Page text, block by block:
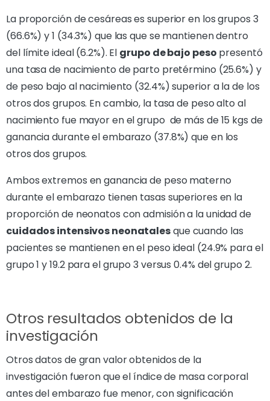
La proporción de cesáreas es superior en los grupos 3
(66.6%) y 1 (34.3%) que las que se mantienen dentro
del límite ideal (6.2%). El grupo de bajo peso presentó
una tasa de nacimiento de parto pretérmino (25.6%) y
de peso bajo al nacimiento (32.4%) superior a la de los
otros dos grupos. En cambio, la tasa de peso alto al
nacimiento fue mayor en el grupo de más de 15 kgs de
ganancia durante el embarazo (37.8%) que en los
otros dos grupos.
Ambos extremos en ganancia de peso materno
durante el embarazo tienen tasas superiores en la
proporción de neonatos con admisión a la unidad de
cuidados intensivos neonatalesque cuando las
pacientes se mantienen en el peso ideal (24.9% para el
grupo 1 y 19.2 para el grupo 3 versus 0.4% del grupo 2.
Otros resultados obtenidos de la
investigación
Otros datos de gran valor obtenidos de la
investigación fueron que el índice de masa corporal
antes del embarazo fue menor, con significación